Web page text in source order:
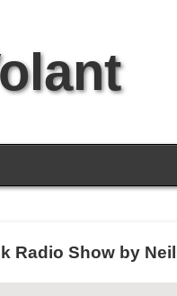
Radio Show by